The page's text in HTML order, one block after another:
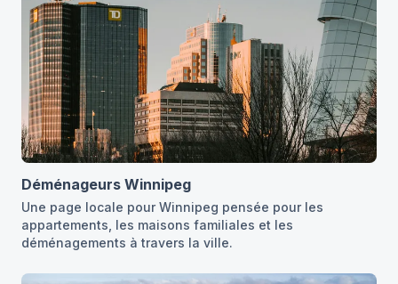
Déménageurs Winnipeg
Une page locale pour Winnipeg pensée pour les
appartements, les maisons familiales et les
déménagements à travers la ville.